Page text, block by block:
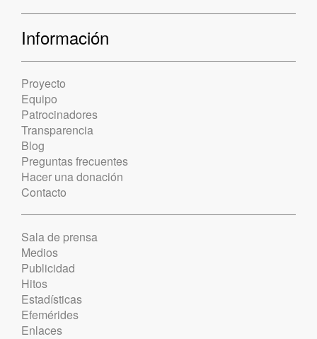
Información
Proyecto
Equipo
Patrocinadores
Transparencia
Blog
Preguntas frecuentes
Hacer una donación
Contacto
Sala de prensa
Medios
Publicidad
Hitos
Estadísticas
Efemérides
Enlaces